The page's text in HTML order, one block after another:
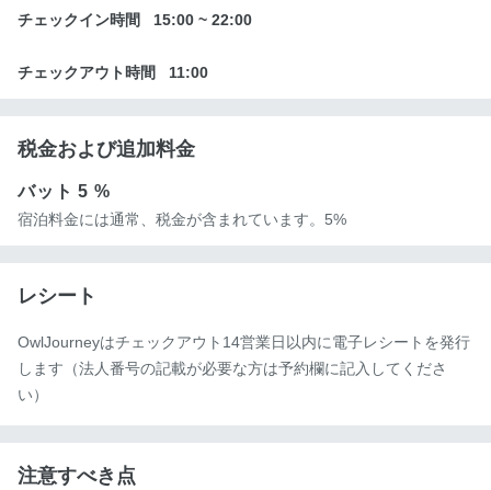
チェックイン時間 15:00 ~ 22:00
チェックアウト時間 11:00
税金および追加料金
バット5 %
宿泊料金には通常、税金が含まれています。5%
レシート
OwlJourneyはチェックアウト14営業日以内に電子レシートを発行
します（法人番号の記載が必要な方は予約欄に記入してくださ
い）
注意すべき点